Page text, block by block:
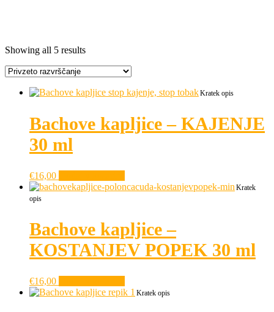
Showing all 5 results
Kratek opis
Bachove kapljice – KAJENJE
30 ml
€16,00
Kratek
opis
Bachove kapljice –
KOSTANJEV POPEK 30 ml
€16,00
Kratek opis